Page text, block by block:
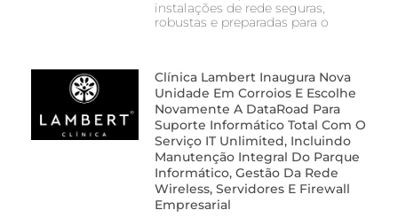
instalações de rede seguras,
robustas e preparadas para o
Clínica Lambert Inaugura Nova
Unidade Em Corroios E Escolhe
Novamente A DataRoad Para
Suporte Informático Total Com O
Serviço IT Unlimited, Incluindo
Manutenção Integral Do Parque
Informático, Gestão Da Rede
Wireless, Servidores E Firewall
Empresarial